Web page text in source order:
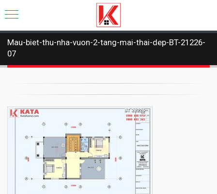
Mau-biet-thu-nha-vuon-2-tang-mai-thai-dep-BT-21226-
07